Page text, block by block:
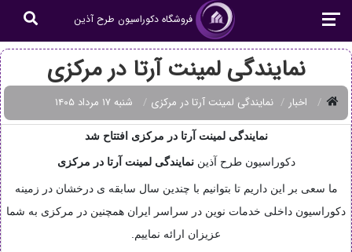
فروشگاه دکوراسیون طرح آذین
نمایندگی لمینت آرتا در مرکزی
اخبار نمایندگی لمینت آرتا در مرکزی شنبه ۱۷ مرداد ۱۴۰۵
نمایندگی لمینت آرتا در مرکزی افتتاح شد
دکوراسیون طرح آذیننمایندگی لمینت آرتا در مرکزی
ما سعی بر این داریم تا بتوانیم با چندین سال سابقه ی درخشان در زمینه
دکوراسیون داخلی خدمات نوین در سراسر ایران همچنین در مرکزی به شما
عزیزان ارائه نماییم.